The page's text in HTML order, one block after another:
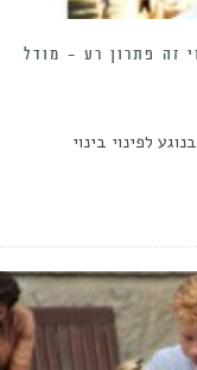
זה פתרון רע – מודל
לפינוי בינוי